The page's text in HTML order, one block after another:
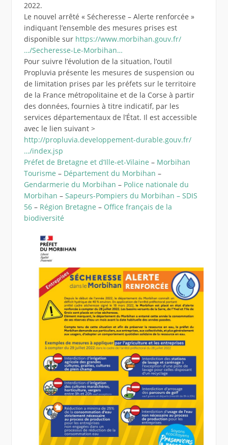
2022.
Le nouvel arrêté « Sécheresse – Alerte renforcée »
indiquant l’ensemble des mesures prises est
disponible sur https://www.morbihan.gouv.fr/
…/Secheresse-Le-Morbihan…
Pour suivre l’évolution de la situation, l’outil
Propluvia présente les mesures de suspension ou
de limitation prises par les préfets sur le territoire
de la France métropolitaine et de la Corse à partir
des données, fournies à titre indicatif, par les
services départementaux de l’État. Il est accessible
avec le lien suivant >
http://propluvia.developpement-durable.gouv.fr/
…/index.jsp
Préfet de Bretagne et d’Ille-et-Vilaine – Morbihan
Tourisme – Département du Morbihan –
Gendarmerie du Morbihan – Police nationale du
Morbihan – Sapeurs-Pompiers du Morbihan – SDIS
56– Région Bretagne – Office français de la
biodiversité